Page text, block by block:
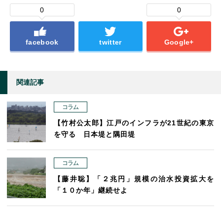
0
facebook twitter
0
Google+
関連記事
コラム
【竹村公太郎】江戸のインフラが21世紀の東京
を守る 日本堤と隅田堤
コラム
【藤井聡】「２兆円」規模の治水投資拡大を
「１０か年」継続せよ